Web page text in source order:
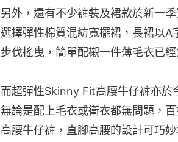
另外，還有不少褲裝及裙款於新一
選擇彈性棉質混紡寬擺裙，長裙以
步伐搖曳，簡單配襯一件薄毛衣已經
而超彈性Skinny Fit高腰牛仔褲亦於
無論是配上毛衣或衛衣都無問題，
高腰牛仔褲，直腳高腰的設計可巧